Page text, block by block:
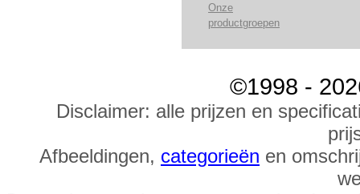
Onze
productgroepen
©1998 -
Disclaimer: alle prijzen en
Afbeeldingen, categorieën en